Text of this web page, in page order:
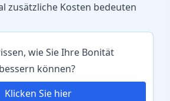
zusätzliche Kosten bedeuten
wie Sie Ihre Bonität
können?
Klicken Sie hier